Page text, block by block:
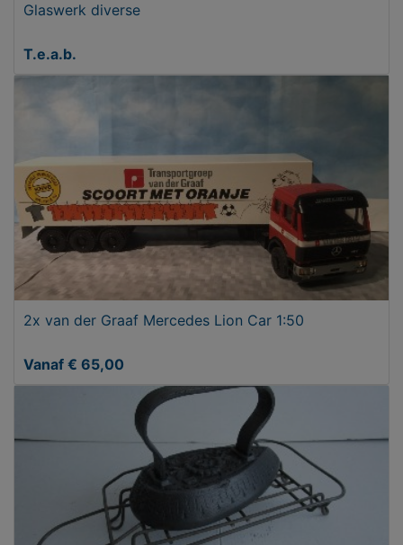
Glaswerk diverse
T.e.a.b.
2x van der Graaf Mercedes Lion Car 1:50
Vanaf € 65,00